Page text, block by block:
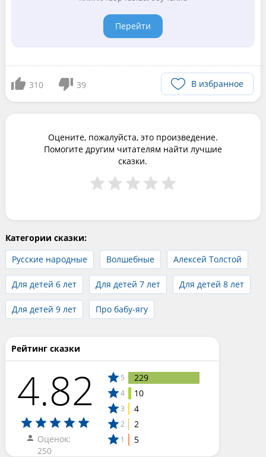
Перейти
310 39 В избранное
Оцените, пожалуйста, это произведение.
Помогите другим читателям найти лучшие
сказки.
Категории сказки:
Русские народные
Волшебные Алексей Толстой
Для детей 6 лет Для детей 7 лет Для детей 8 лет
Для детей 9 лет Про бабу-ягу
Рейтинг сказки
4.82
Оценок:
250
5 229
4 10
3 4
2 2
1 5